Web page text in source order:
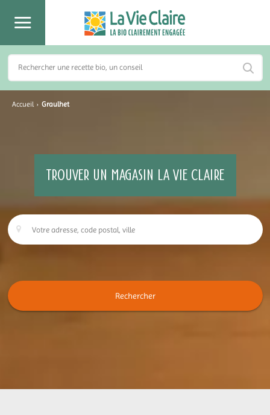
Accueil › Graulhet
TROUVER UN MAGASIN LA VIE CLAIRE
Rechercher